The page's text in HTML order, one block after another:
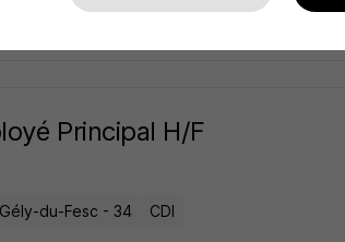
Principal H/F
du-Fesc - 34 CDI